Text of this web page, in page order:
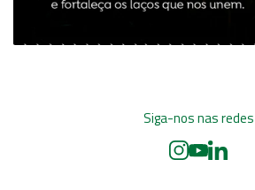
Siga-nos nas redes